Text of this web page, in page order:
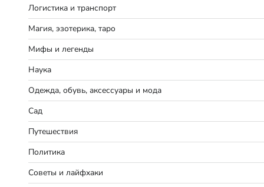
Логистика и транспорт
Магия, эзотерика, таро
Мифы и легенды
Наука
Одежда, обувь, аксессуары и мода
Сад
Путешествия
Политика
Советы и лайфхаки